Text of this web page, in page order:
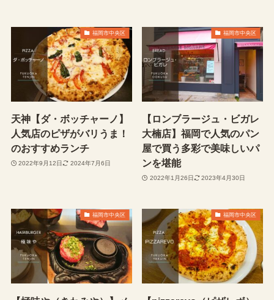
福岡市中央区
天神【ダ・ボッチャーノ】
人気店のピザがバリうま！
のおすすめランチ
2022年9月12日 2024年7月6日
福岡市中央区
【ロンブラージュ・ビガレ
大楠店】福岡で人気のパン
屋で買う多彩で美味しいパ
ンを堪能
2022年1月26日 2023年4月30日
福岡市中央区 福岡市中央区